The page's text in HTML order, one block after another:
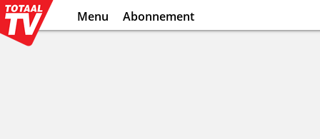
Menu Abonnement